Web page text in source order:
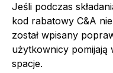
Jeśli podczas
kod rabatowy C&A
został wpisany
użytkownicy pomijają
spacje.